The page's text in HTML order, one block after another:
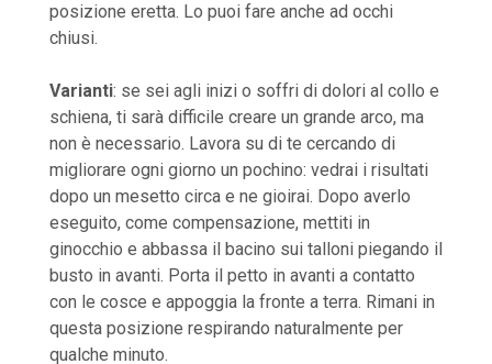
posizione eretta. Lo puoi fare anche ad occhi
chiusi.
Varianti: se sei agli inizi o soffri di dolori al collo e
schiena, ti sarà difficile creare un grande arco, ma
non è necessario. Lavora su di te cercando di
migliorare ogni giorno un pochino: vedrai i risultati
dopo un mesetto circa e ne gioirai. Dopo averlo
eseguito, come compensazione, mettiti in
ginocchio e abbassa il bacino sui talloni piegando il
busto in avanti. Porta il petto in avanti a contatto
con le cosce e appoggia la fronte a terra. Rimani in
questa posizione respirando naturalmente per
qualche minuto.